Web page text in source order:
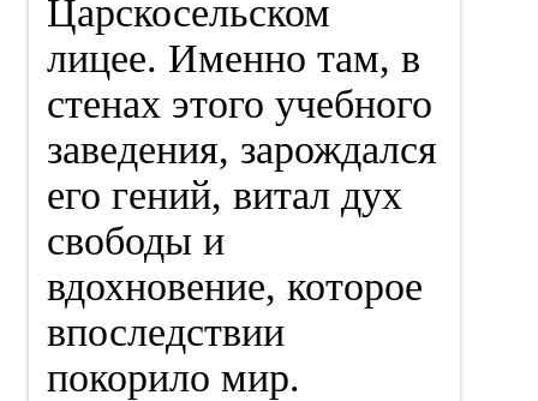
Царскосельском
лицее. Именно там, в
стенах этого учебного
заведения, зарождался
его гений, витал дух
свободы и
вдохновение, которое
впоследствии
покорило мир.